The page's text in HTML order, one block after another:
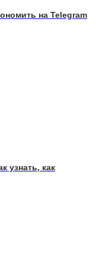
на Telegram
узнать, как